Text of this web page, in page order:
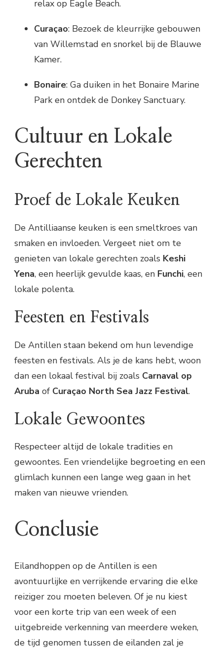
relax op Eagle Beach.
Curaçao: Bezoek de kleurrijke gebouwen
van Willemstad en snorkel bij de Blauwe
Kamer.
Bonaire: Ga duiken in het Bonaire Marine
Park en ontdek de Donkey Sanctuary.
Cultuur en Lokale
Gerechten
Proef de Lokale Keuken
De Antilliaanse keuken is een smeltkroes van
smaken en invloeden. Vergeet niet om te
genieten van lokale gerechten zoals Keshi
Yena, een heerlijk gevulde kaas, en Funchi, een
lokale polenta.
Feesten en Festivals
De Antillen staan bekend om hun levendige
feesten en festivals. Als je de kans hebt, woon
dan een lokaal festival bij zoals Carnaval op
Aruba of Curaçao North Sea Jazz Festival.
Lokale Gewoontes
Respecteer altijd de lokale tradities en
gewoontes. Een vriendelijke begroeting en een
glimlach kunnen een lange weg gaan in het
maken van nieuwe vrienden.
Conclusie
Eilandhoppen op de Antillen is een
avontuurlijke en verrijkende ervaring die elke
reiziger zou moeten beleven. Of je nu kiest
voor een korte trip van een week of een
uitgebreide verkenning van meerdere weken,
de tijd genomen tussen de eilanden zal je